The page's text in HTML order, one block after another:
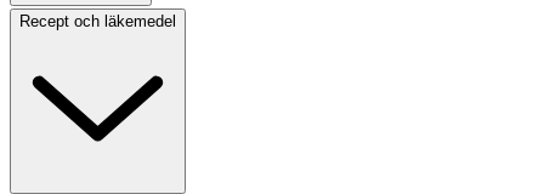
Recept och läkemedel